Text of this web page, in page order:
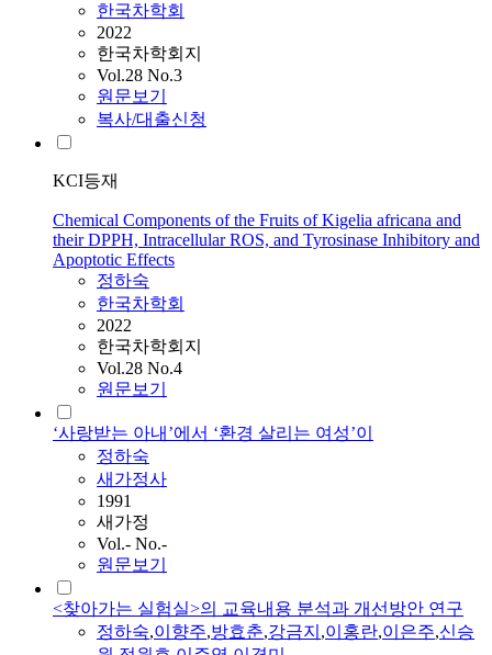
한국차학회
2022
한국차학회지
Vol.28 No.3
원문보기
복사/대출신청
KCI등재
Chemical Components of the Fruits of Kigelia africana and
their DPPH, Intracellular ROS, and Tyrosinase Inhibitory and
Apoptotic Effects
정하숙
한국차학회
2022
한국차학회지
Vol.28 No.4
원문보기
‘사랑받는 아내’에서 ‘환경 살리는 여성’이
정하숙
새가정사
1991
새가정
Vol.- No.-
원문보기
<찾아가는 실험실>의 교육내용 분석과 개선방안 연구
정하숙,이향주,방효춘,강금지 ,이홍란,이은주,신승